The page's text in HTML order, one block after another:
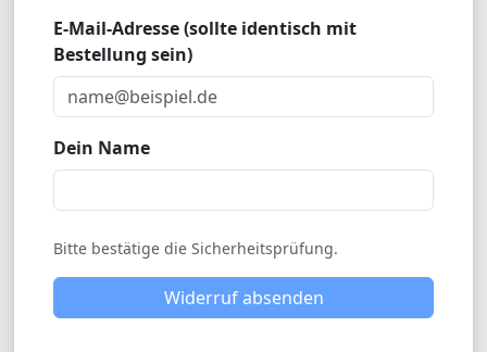
E-Mail-Adresse (sollte identisch mit
Bestellung sein)
Dein Name
Bitte bestätige die Sicherheitsprüfung.
Widerruf absenden